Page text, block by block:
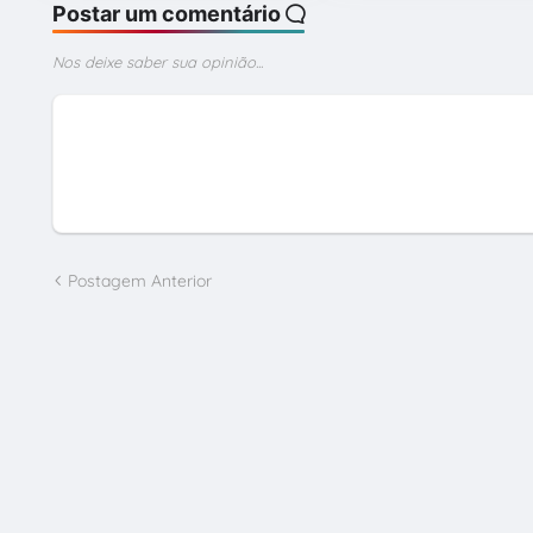
Postar um comentário
Nos deixe saber sua opinião...
Postagem Anterior